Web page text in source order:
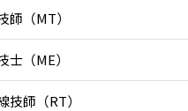
師（MT）
士（ME）
技師（RT）